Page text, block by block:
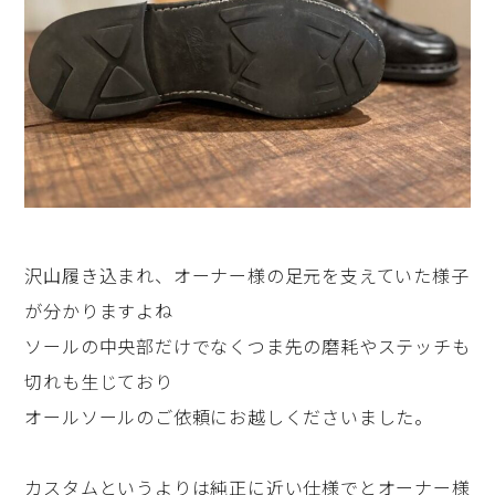
沢山履き込まれ、オーナー様の足元を支えていた様子
が分かりますよね
ソールの中央部だけでなくつま先の磨耗やステッチも
切れも生じており
オールソールのご依頼にお越しくださいました。
カスタムというよりは純正に近い仕様でとオーナー様